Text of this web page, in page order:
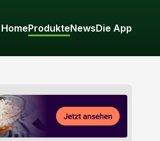
HomeProdukteNewsDie App